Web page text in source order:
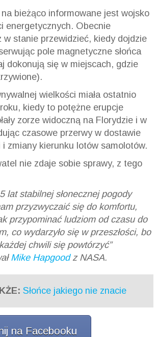
bieżąco informowane jest wojsko
energetycznych. Obecnie
w stanie przewidzieć, kiedy dojdzie
pole magnetyczne słońca
dokonują się w miejscach, gdzie
wielkości miała ostatnio
kiedy to potężne erupcje
zorze widoczną na Florydzie i w
czasowe przerwy w dostawie
i zmiany kierunku lotów samolotów.
nie zdaje sobie sprawy, z tego
lat stabilnej słonecznej pogody
przyzwyczaić się do komfortu,
przypominać ludziom od czasu do
co wydarzyło się w przeszłości, bo
chwili się powtórzyć”
Mike Hapgoodz NASA.
Słońce jakiego nie znacie
na Facebooku